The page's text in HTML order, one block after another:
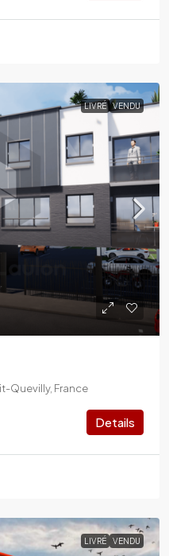
LIVRÉ VENDU
Quevilly, France
Details
LIVRÉ VENDU